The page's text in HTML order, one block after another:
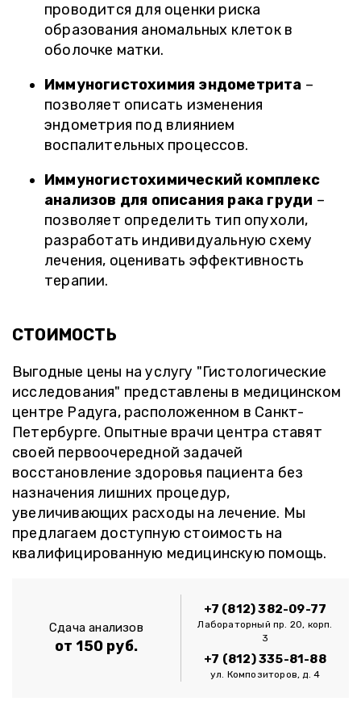
проводится для оценки риска
образования аномальных клеток в
оболочке матки.
Иммуногистохимия эндометрита –
позволяет описать изменения
эндометрия под влиянием
воспалительных процессов.
Иммуногистохимический комплекс
анализов для описания рака груди –
позволяет определить тип опухоли,
разработать индивидуальную схему
лечения, оценивать эффективность
терапии.
СТОИМОСТЬ
Выгодные цены на услугу "Гистологические
исследования" представлены в медицинском
центре Радуга, расположенном в Санкт-
Петербурге. Опытные врачи центра ставят
своей первоочередной задачей
восстановление здоровья пациента без
назначения лишних процедур,
увеличивающих расходы на лечение. Мы
предлагаем доступную стоимость на
квалифицированную медицинскую помощь.
Сдача анализов
от 150 руб.
+7 (812) 382-09-77
Лабораторный пр. 20, корп.
3
+7 (812) 335-81-88
ул. Композиторов, д. 4